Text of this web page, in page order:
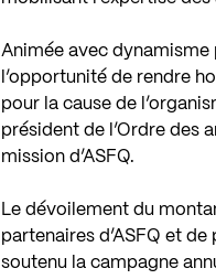
Animée avec dynamisme
l’opportunité de rendre
pour la cause de
président de l’Ordre des
mission d’ASFQ.
Le dévoilement du
partenaires d’ASFQ et
soutenu la campagne